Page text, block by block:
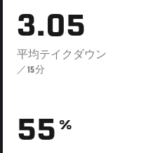
3.05
平均テイクダウン
／15分
55 %